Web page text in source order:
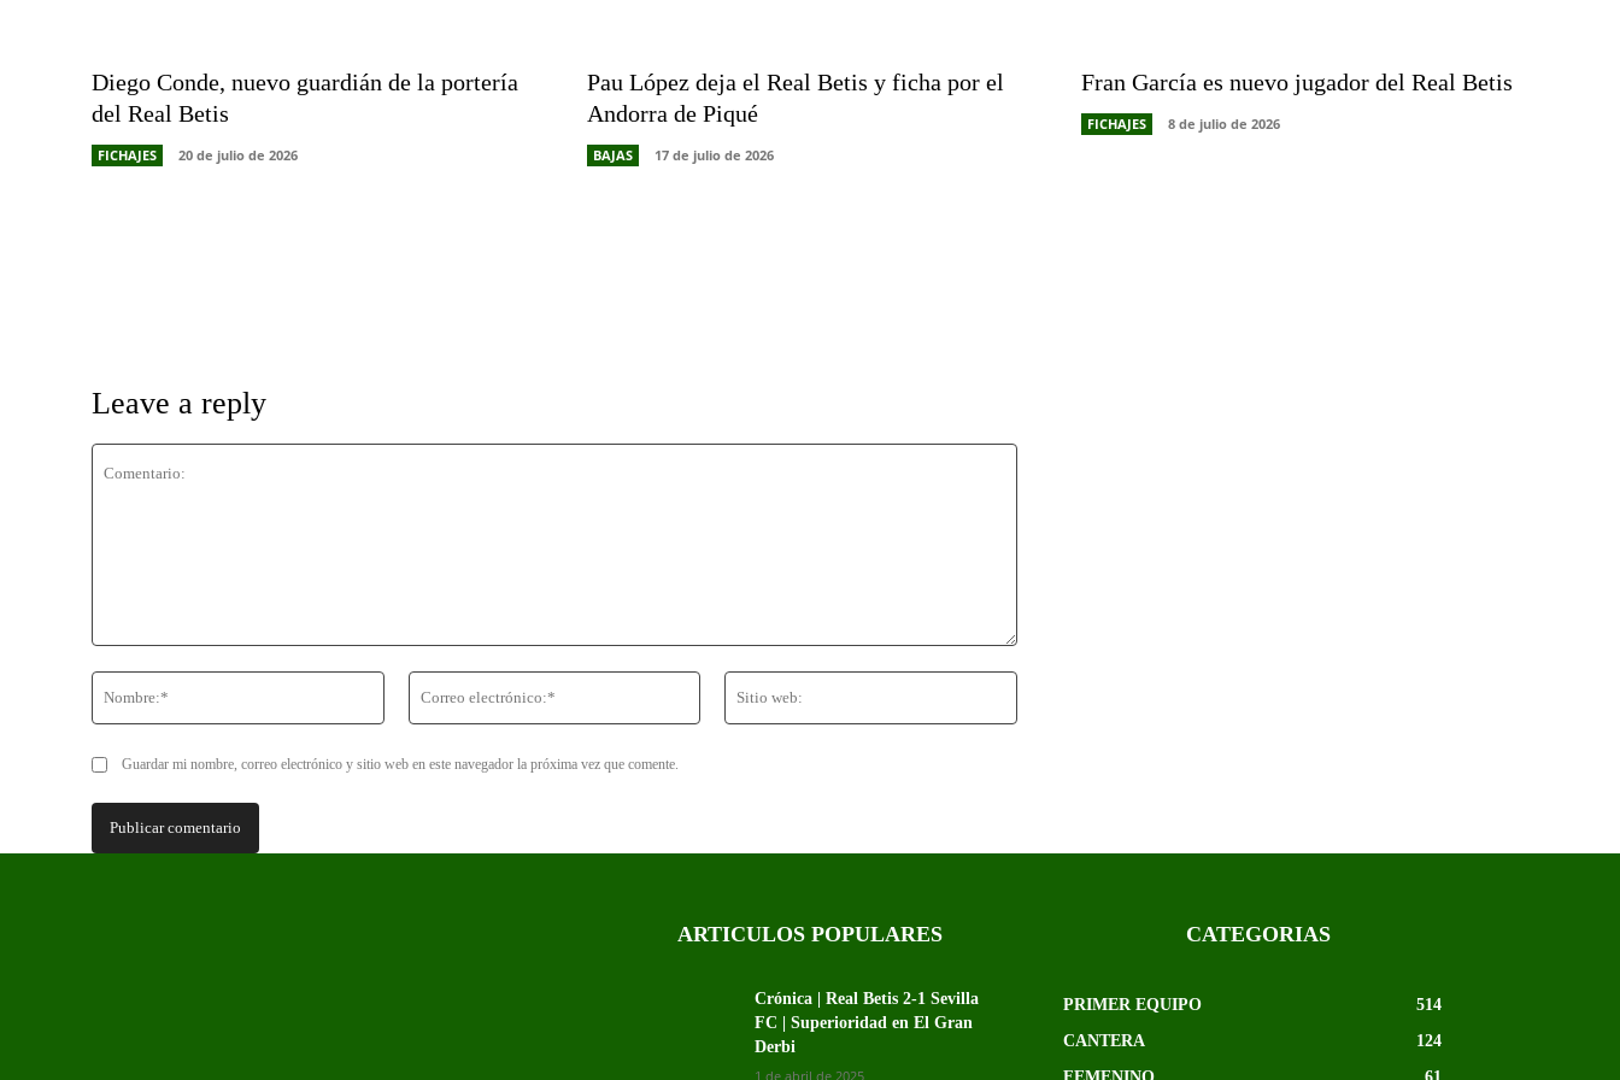
Diego Conde, nuevo guardián de la portería
del Real Betis
FICHAJES 20 de julio de 2026
Pau López deja el Real Betis y ficha por el
Andorra de Piqué
BAJAS 17 de julio de 2026
Fran García es nuevo jugador del Real Betis
FICHAJES 8 de julio de 2026
Leave a reply
Nombre:*
Correo
electrónico:*
Sitio
Guardar mi nombre, correo electrónico y sitio web en este navegador la próxima vez que comente.
ARTICULOS POPULARES
Crónica | Real Betis 2-1 Sevilla
FC | Superioridad en El Gran
Derbi
1 de abril de 2025
CATEGORIAS
PRIMER EQUIPO
514
CANTERA
124